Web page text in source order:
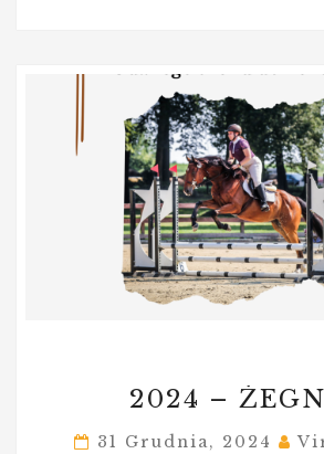
–
2024 –
31 Grudnia, 2024